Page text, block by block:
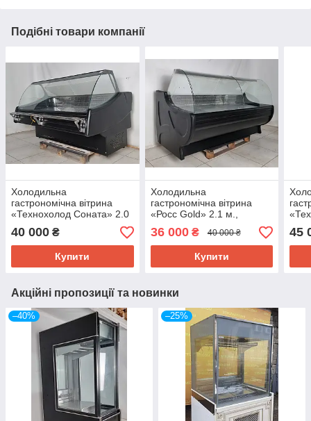
Подібні товари компанії
Холодильна
гастрономічна вітрина
«Технохолод Соната» 2.0
м., (Україна), (0° +4°),
викладка 77 см., Б/у
40 000 ₴
Купити
Холодильна
гастрономічна вітрина
«Росс Gold» 2.1 м.,
(Україна), (+2° +10°),
викладка 72 см., Б/у
36 000₴ 40 000 ₴
Купити
м.,
45
Акційні пропозиції та новинки
–40% –25%